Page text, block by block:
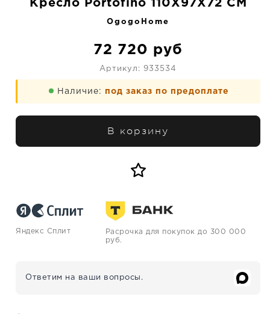
Кресло Portofino 110X97X72 CM
OgogoHome
72 720 руб
Артикул: 933534
Наличие: под заказ по предоплате
В корзину
Яндекс Сплит
Расрочка для покупок до 300 000
руб.
Ответим на ваши вопросы.